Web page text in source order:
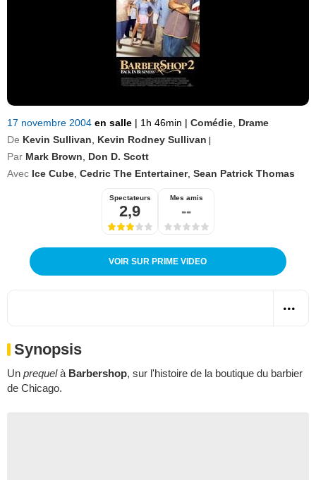
17 novembre 2004 en salle | 1h 46min | Comédie Drame
De Kevin Sullivan Kevin Rodney Sullivan
Par Mark Brown
Don D. Scott
Avec Ice Cube Cedric The Entertainer, Sean Patrick Thomas
Spectateurs
2,9
Mes amis
--
VOIR SUR PRIME VIDEO
Synopsis
Un prequelà Barbershop, sur l'histoire de la boutique du barbier
de Chicago.